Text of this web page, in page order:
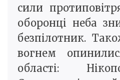
сили
оборонці неба
безпілотник.
вогнем
області: